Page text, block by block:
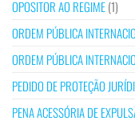
OPOSITOR AO REGIME(1)
ORDEM PÚBLICA
ORDEM PÚBLICA
PEDIDO DE PROTEÇÃO
PENA ACESSÓRIA DE